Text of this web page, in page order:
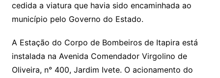
cedida a viatura que havia sido encaminhada ao
município pelo Governo do Estado.
A Estação do Corpo de Bombeiros de Itapira está
instalada na Avenida Comendador Virgolino de
Oliveira, n° 400, Jardim Ivete. O acionamento do